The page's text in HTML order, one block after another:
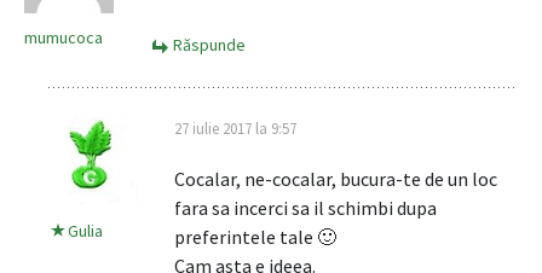
mumucoca Răspunde
Gulia
27 iulie 2017 la 9:57
Cocalar, ne-cocalar, bucura-te de un loc
fara sa incerci sa il schimbi dupa
preferintele tale 🙂
Cam asta e ideea.